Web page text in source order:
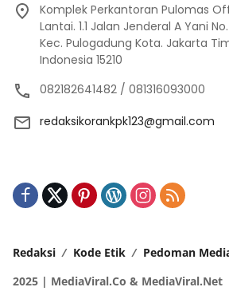
Komplek Perkantoran Pulomas
Lantai. 1.1 Jalan Jenderal A Yani
Kec. Pulogadung Kota. Jakarta
Indonesia 15210
082182641482 / 081316093000
redaksikorankpk123@gmail.com
Redaksi Kode Etik
Pedoman
2025 | MediaViral.Co & MediaViral.Net